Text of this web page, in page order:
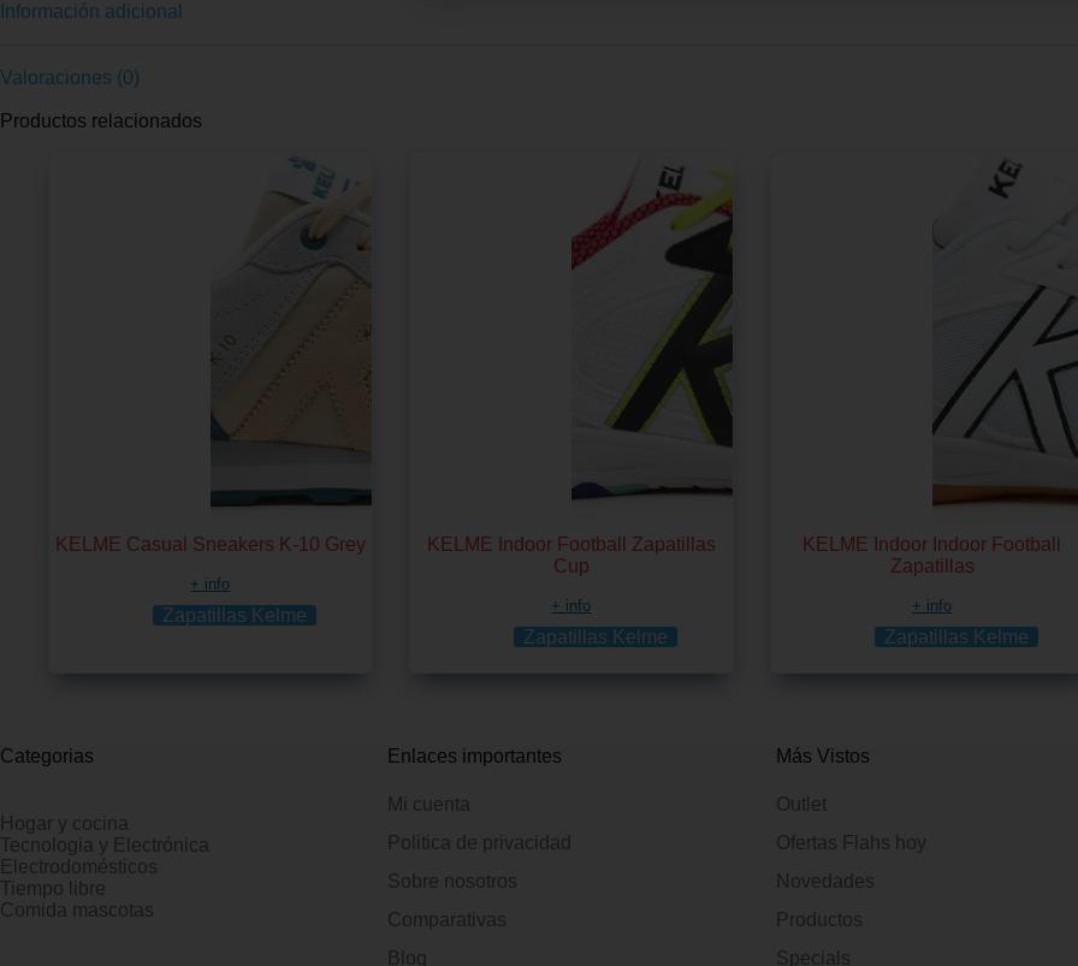
Información adicional
Valoraciones (0)
Productos relacionados
KELME Casual Sneakers K-10 Grey
+ info
Zapatillas Kelme
KELME Indoor Football Zapatillas
Cup
+ info
Zapatillas Kelme
KELME Indoor Indoor Football
Zapatillas
+ info
Zapatillas Kelme
Categorias
Hogar y cocina
Tecnologia y Electrónica
Electrodomésticos
Tiempo libre
Comida mascotas
Enlaces importantes
Mi cuenta
Politica de privacidad
Sobre nosotros
Comparativas
Blog
Más Vistos
Outlet
Ofertas Flahs hoy
Novedades
Productos
Specials